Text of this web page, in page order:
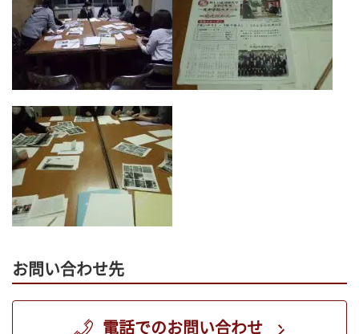
お問い合わせ先
電話でのお問い合わせ